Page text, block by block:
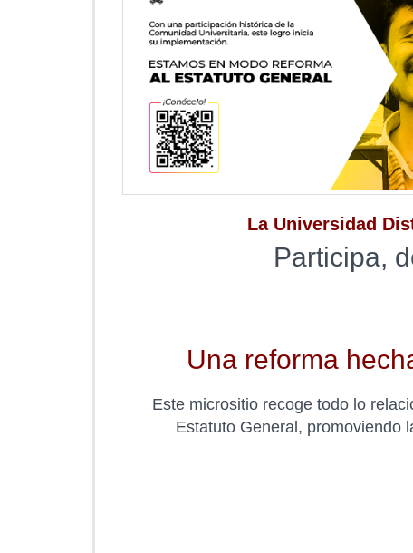
La Universidad
Participa,
Una reforma
Este micrositio recoge todo lo
Estatuto General, promoviendo